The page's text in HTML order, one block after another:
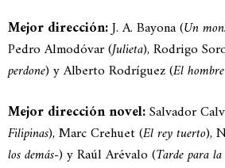
Mejor dirección:J. A. Bayona (Un
Pedro Almodóvar (Julieta), Rodrigo
perdone) y Alberto Rodríguez (El
Mejor dirección novel:Salvador
Filipinas), Marc Crehuet (El rey tuerto),
los demás-) y Raúl Arévalo (Tarde para